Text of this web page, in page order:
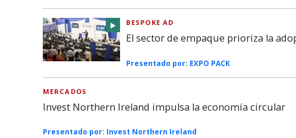
BESPOKE AD
El sector de empaque prioriza la
Presentado por: EXPO PACK
MERCADOS
Invest Northern Ireland impulsa la economía circular
Presentado por: Invest Northern Ireland